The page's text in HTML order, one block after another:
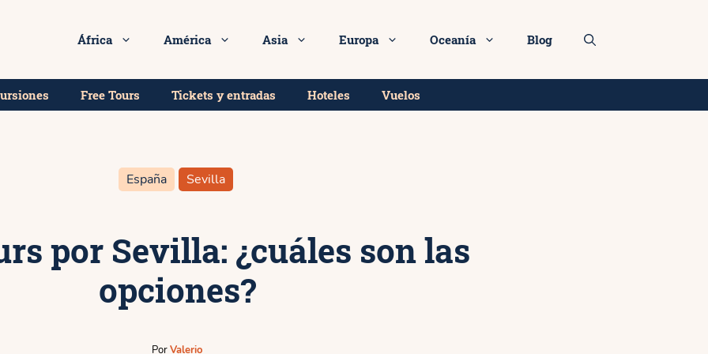
África América Asia Europa Oceanía Blog
Free Tours Tickets y entradas Hoteles Vuelos
España Sevilla
por Sevilla: ¿cuáles son las
opciones?
PorValerio